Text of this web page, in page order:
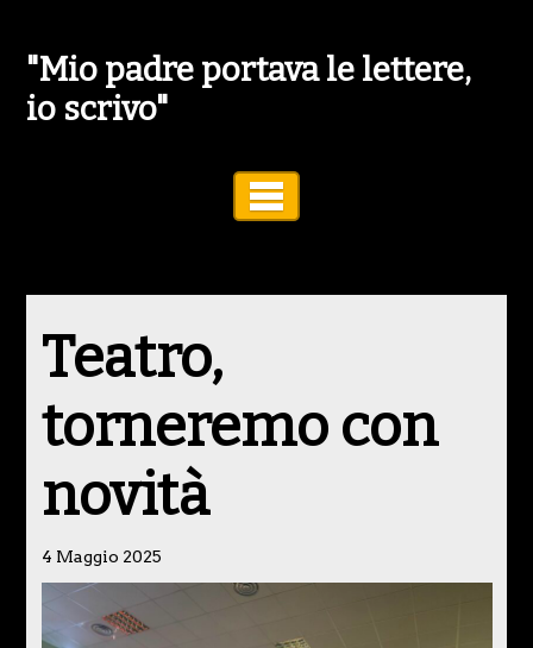
"Mio padre portava le lettere,
io scrivo"
Teatro,
torneremo con
novità
4 Maggio 2025